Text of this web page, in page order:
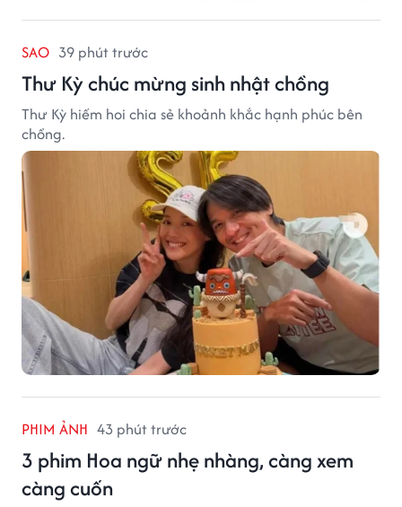
SAO 39 phút trước
Thư Kỳ chúc mừng sinh nhật chồng
Thư Kỳ hiếm hoi chia sẻ khoảnh khắc hạnh phúc bên
chồng.
PHIM ẢNH 43 phút trước
3 phim Hoa ngữ nhẹ nhàng, càng xem
càng cuốn